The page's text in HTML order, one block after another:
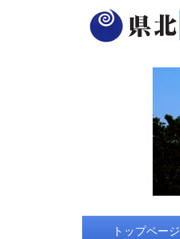
トップページ